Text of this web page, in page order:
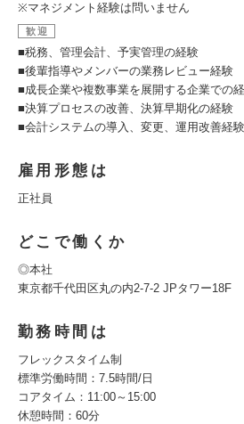
※マネジメント経験は問いません
歓迎
■税務、管理会計、予実管理の経験
■後輩指導やメンバーの業務レビュー経験
■成長企業や複数事業を展開する企業での
■決算プロセスの改善、決算早期化の経験
■会計システムの導入、変更、運用改善経験
雇用形態は
正社員
どこで働くか
◎本社
東京都千代田区丸の内2-7-2 JPタワー18F
勤務時間は
フレックスタイム制
標準労働時間：7.5時間/日
コアタイム：11:00～15:00
休憩時間：60分